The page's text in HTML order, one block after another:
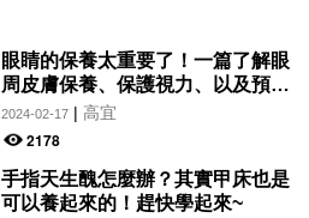
眼睛的保養太重要了！一篇了解眼
周皮膚保養、保護視力、以及預防
眼紋的方法~
2024-02-17| 高宜
2178
手指天生醜怎麼辦？其實甲床也是
可以養起來的！趕快學起來~